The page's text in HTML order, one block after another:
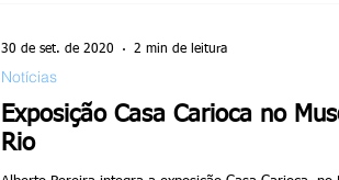
Exposição Casa Carioca no
Rio
Notícias
30 de set. de 2020 2 min de leitura